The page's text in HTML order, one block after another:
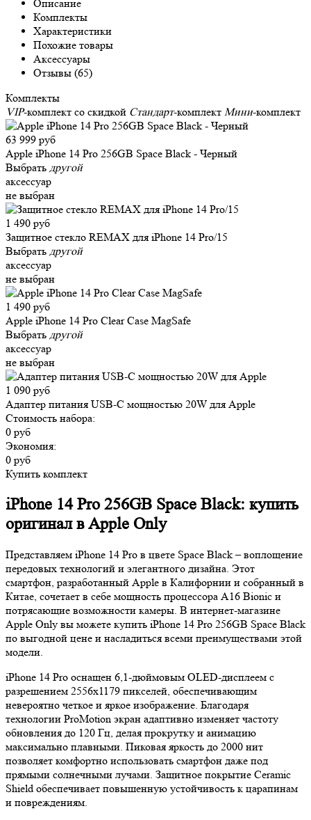
Описание
Комплекты
Характеристики
Похожие товары
Аксессуары
Отзывы (65)
Комплекты
VIP-комплект со скидкой Стандарт-комплект Мини-комплект
63 999 руб
Apple iPhone 14 Pro 256GB Space Black - Черный
Выбрать другой
аксессуар
не выбран
1 490 руб
Защитное стекло REMAX для iPhone 14 Pro/15
Выбрать другой
аксессуар
не выбран
1 490 руб
Apple iPhone 14 Pro Clear Case MagSafe
Выбрать другой
аксессуар
не выбран
1 090 руб
Адаптер питания USB-C мощностью 20W для Apple
Стоимость набора:
0 руб
Экономия:
0 руб
Купить комплект
iPhone 14 Pro 256GB Space Black: купить
оригинал в Apple Only
Представляем iPhone 14 Pro в цвете Space Black – воплощение
передовых технологий и элегантного дизайна. Этот
смартфон, разработанный Apple в Калифорнии и собранный в
Китае, сочетает в себе мощность процессора A16 Bionic и
потрясающие возможности камеры. В интернет-магазине
Apple Only вы можете купить iPhone 14 Pro 256GB Space Black
по выгодной цене и насладиться всеми преимуществами этой
модели.
iPhone 14 Pro оснащен 6,1-дюймовым OLED-дисплеем с
разрешением 2556x1179 пикселей, обеспечивающим
невероятно четкое и яркое изображение. Благодаря
технологии ProMotion экран адаптивно изменяет частоту
обновления до 120 Гц, делая прокрутку и анимацию
максимально плавными. Пиковая яркость до 2000 нит
позволяет комфортно использовать смартфон даже под
прямыми солнечными лучами. Защитное покрытие Ceramic
Shield обеспечивает повышенную устойчивость к царапинам
и повреждениям.